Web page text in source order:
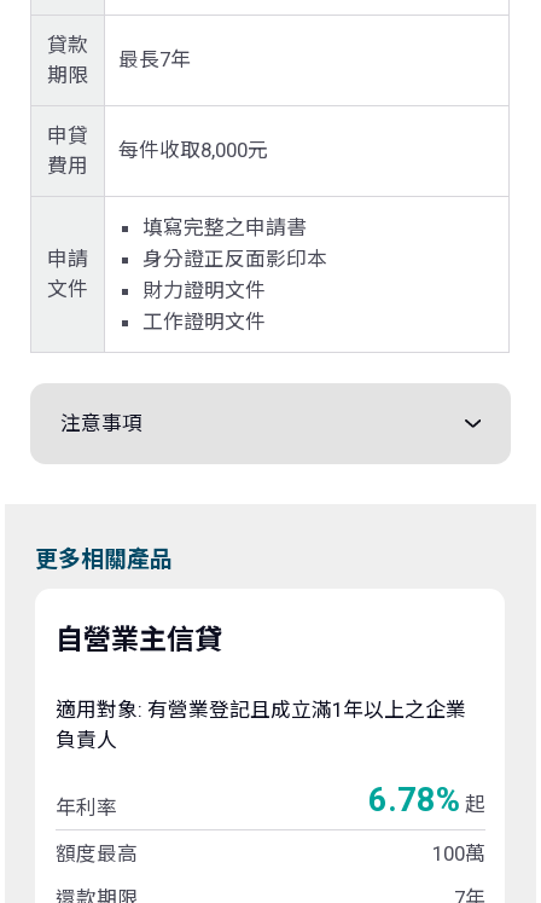
貸款
期限
最長7年
申貸
費用
每件收取8,000元
申請
文件
填寫完整之申請書
身分證正反面影印本
財力證明文件
工作證明文件
注意事項
更多相關產品
自營業主信貸
適用對象: 有營業登記且成立滿1年以上之企業
負責人
年利率 6.78% 起
額度最高
100萬
還款期限
7年